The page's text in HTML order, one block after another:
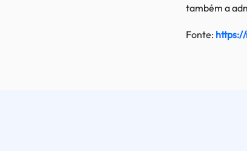
também a
Fonte: